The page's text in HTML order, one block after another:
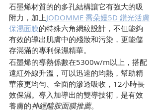
石墨烯材質的的多孔結構讓它有強大的吸
附力，加上JODOMME 喬朵嫚5D 鑽光活膚
保濕面膜的特殊六角網紋設計，不但能夠
有效的導出肌膚中的殘妝和污染，更能儲
存滿滿的專利保濕精華。
石墨烯的導熱係數在5300w/m以上，搭配
遠紅外線升溫，可以迅速的均熱，幫助精
華液更均勻、全面的滲透吸收，12小時長
效保濕。導入加導出的雙導技術，是有效
養膚的神經醯胺面膜推薦。